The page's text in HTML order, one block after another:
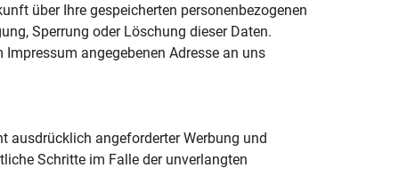
über Ihre gespeicherten personenbezogenen
Sperrung oder Löschung dieser Daten.
angegebenen Adresse an uns
ausdrücklich angeforderter Werbung und
Schritte im Falle der unverlangten